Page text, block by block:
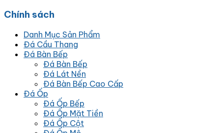
Chính sách
Danh Mục Sản Phẩm
Đá Cầu Thang
Đá Bàn Bếp
Đá Bàn Bếp
Đá Lát Nền
Đá Bàn Bếp Cao Cấp
Đá Ốp
Đá Ốp Bếp
Đá Ốp Mặt Tiền
Đá Ốp Cột